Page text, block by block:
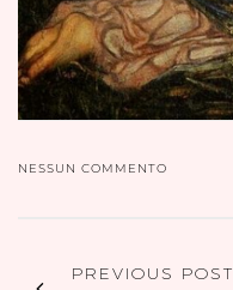
NESSUN COMMENTO
PREVIOUS POST